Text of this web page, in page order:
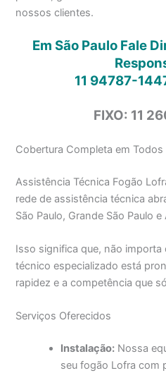
nossos clientes.
Em São Paulo Fale
11 94787-
FIXO: 11
Cobertura Completa em Todos
Assistência Técnica Fogão
rede de assistência técnica
São Paulo, Grande São Paulo e
Isso significa que, não importa
técnico especializado está
rapidez e a competência que
Serviços Oferecidos
Instalação: Nossa
seu fogão Lofra com